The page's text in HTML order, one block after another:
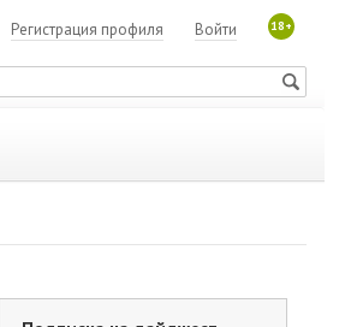
18+
Войти
Регистрация профиля